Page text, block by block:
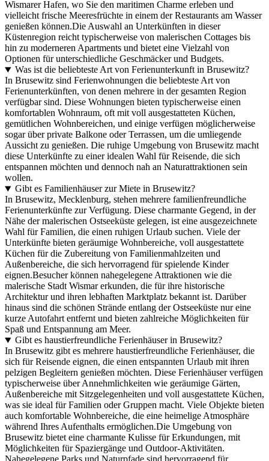
Wismarer Hafen, wo Sie den maritimen Charme erleben und
vielleicht frische Meeresfrüchte in einem der Restaurants am Wasser
genießen können.Die Auswahl an Unterkünften in dieser
Küstenregion reicht typischerweise von malerischen Cottages bis
hin zu moderneren Apartments und bietet eine Vielzahl von
Optionen für unterschiedliche Geschmäcker und Budgets.
Was ist die beliebteste Art von Ferienunterkunft in Brusewitz?
In Brusewitz sind Ferienwohnungen die beliebteste Art von
Ferienunterkünften, von denen mehrere in der gesamten Region
verfügbar sind. Diese Wohnungen bieten typischerweise einen
komfortablen Wohnraum, oft mit voll ausgestatteten Küchen,
gemütlichen Wohnbereichen, und einige verfügen möglicherweise
sogar über private Balkone oder Terrassen, um die umliegende
Aussicht zu genießen. Die ruhige Umgebung von Brusewitz macht
diese Unterkünfte zu einer idealen Wahl für Reisende, die sich
entspannen möchten und dennoch nah an Naturattraktionen sein
wollen.
Gibt es Familienhäuser zur Miete in Brusewitz?
In Brusewitz, Mecklenburg, stehen mehrere familienfreundliche
Ferienunterkünfte zur Verfügung. Diese charmante Gegend, in der
Nähe der malerischen Ostseeküste gelegen, ist eine ausgezeichnete
Wahl für Familien, die einen ruhigen Urlaub suchen. Viele der
Unterkünfte bieten geräumige Wohnbereiche, voll ausgestattete
Küchen für die Zubereitung von Familienmahlzeiten und
Außenbereiche, die sich hervorragend für spielende Kinder
eignen.Besucher können nahegelegene Attraktionen wie die
malerische Stadt Wismar erkunden, die für ihre historische
Architektur und ihren lebhaften Marktplatz bekannt ist. Darüber
hinaus sind die schönen Strände entlang der Ostseeküste nur eine
kurze Autofahrt entfernt und bieten zahlreiche Möglichkeiten für
Spaß und Entspannung am Meer.
Gibt es haustierfreundliche Ferienhäuser in Brusewitz?
In Brusewitz gibt es mehrere haustierfreundliche Ferienhäuser, die
sich für Reisende eignen, die einen entspannten Urlaub mit ihren
pelzigen Begleitern genießen möchten. Diese Ferienhäuser verfügen
typischerweise über Annehmlichkeiten wie geräumige Gärten,
Außenbereiche mit Sitzgelegenheiten und voll ausgestattete Küchen,
was sie ideal für Familien oder Gruppen macht. Viele Objekte bieten
auch komfortable Wohnbereiche, die eine heimelige Atmosphäre
während Ihres Aufenthalts ermöglichen.Die Umgebung von
Brusewitz bietet eine charmante Kulisse für Erkundungen, mit
Möglichkeiten für Spaziergänge und Outdoor-Aktivitäten.